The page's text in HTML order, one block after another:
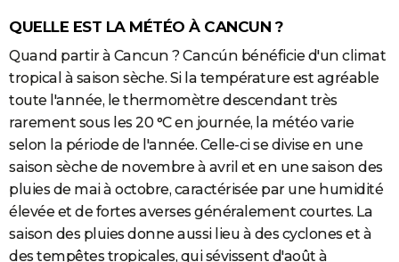
QUELLE EST LA MÉTÉO À CANCUN ?
Quand partir à Cancun ? Cancún bénéficie d'un climat
tropical à saison sèche. Si la température est agréable
toute l'année, le thermomètre descendant très
rarement sous les 20 °C en journée, la météo varie
selon la période de l'année. Celle-ci se divise en une
saison sèche de novembre à avril et en une saison des
pluies de mai à octobre, caractérisée par une humidité
élevée et de fortes averses généralement courtes. La
saison des pluies donne aussi lieu à des cyclones et à
des tempêtes tropicales, qui sévissent d'août à